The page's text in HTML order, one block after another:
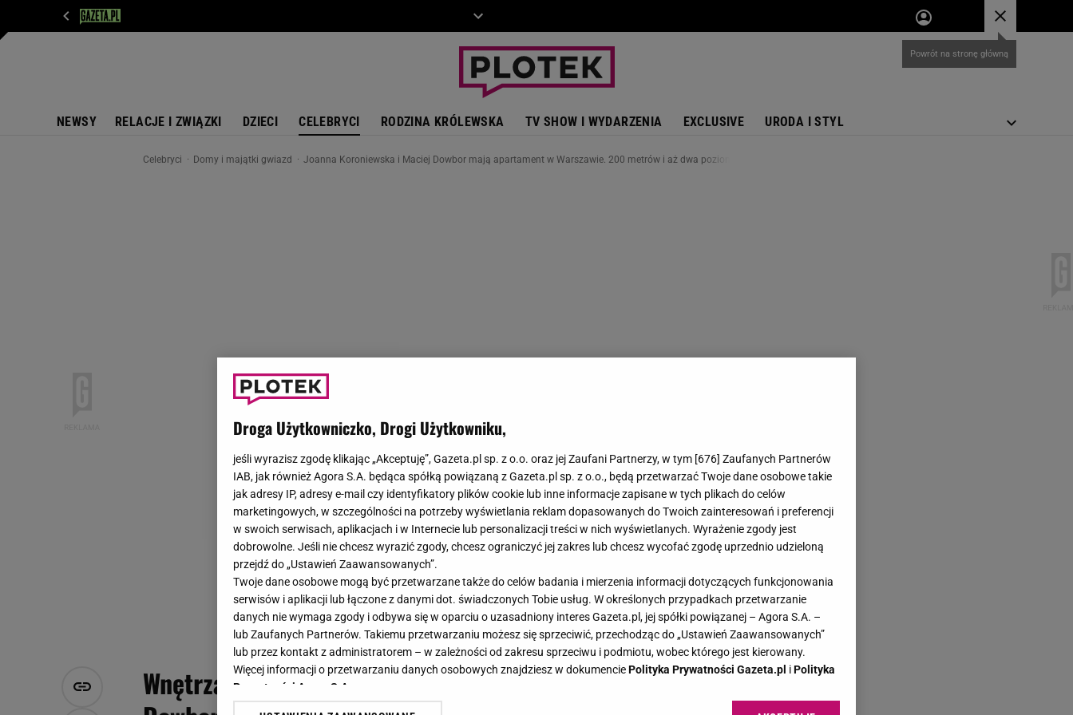
NEWSY RELACJE I ZWIĄZKI DZIECI CELEBRYCI RODZINA KRÓLEWSKA TV SHOW I WYDARZENIA EXCLUSIVE URODA I STYL
Celebryci Domy i majątki gwiazd Joanna Koroniewska i Maciej Dowbor mają apartament w Warszawie. 200 metrów i aż dwa poziomy
Wnętrza warszawskiego apartamentu Koroniewskiej i
Droga Użytkowniczko, Drogi Użytkowniku,
jeśli wyrazisz zgodę klikając „Akceptuję”, Gazeta.pl sp. z o.o. oraz jej Zaufani Partnerzy, w tym [676] Zaufanych Partnerów
IAB, jak również Agora S.A. będąca spółką powiązaną z Gazeta.pl sp. z o.o., będą przetwarzać Twoje dane osobowe takie
jak adresy IP, adresy e-mail czy identyfikatory plików cookie lub inne informacje zapisane w tych plikach do celów
marketingowych, w szczególności na potrzeby wyświetlania reklam dopasowanych do Twoich zainteresowań i preferencji
w swoich serwisach, aplikacjach i w Internecie lub personalizacji treści w nich wyświetlanych. Wyrażenie zgody jest
dobrowolne. Jeśli nie chcesz wyrazić zgody, chcesz ograniczyć jej zakres lub chcesz wycofać zgodę uprzednio udzieloną
przejdź do „Ustawień Zaawansowanych”.
Twoje dane osobowe mogą być przetwarzane także do celów badania i mierzenia informacji dotyczących funkcjonowania
serwisów i aplikacji lub łączone z danymi dot. świadczonych Tobie usług. W określonych przypadkach przetwarzanie
danych nie wymaga zgody i odbywa się w oparciu o uzasadniony interes Gazeta.pl, jej spółki powiązanej – Agora S.A. –
lub Zaufanych Partnerów. Takiemu przetwarzaniu możesz się sprzeciwić, przechodząc do „Ustawień Zaawansowanych”
lub przez kontakt z administratorem – w zależności od zakresu sprzeciwu i podmiotu, wobec którego jest kierowany.
Więcej informacji o przetwarzaniu danych osobowych znajdziesz w dokumenciePolityka Prywatności Gazeta.pl iPolityka
Prywatności Agora S.A.